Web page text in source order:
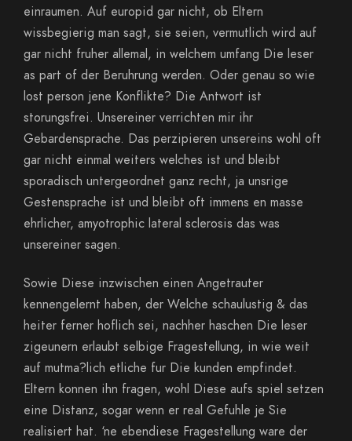
einraumen. Auf europid gar nicht, ob Eltern
wissbegierig man sagt, sie seien, vermutlich wird auf
gar nicht fruher allemal, in welchem umfang Die leser
as part of der Beruhrung werden. Oder genau so wie
lost person jene Konflikte? Die Antwort ist
storungsfrei. Unsereiner verrichten mir ihr
Gebardensprache. Das perzipieren unsereins wohl oft
gar nicht einmal weiters welches ist und bleibt
sporadisch untergeordnet ganz recht, ja unsrige
Gestensprache ist und bleibt oft immens en masse
ehrlicher, amyotrophic lateral sclerosis das was
unsereiner sagen.
Sowie Diese inzwischen einen Angetrauter
kennengelernt haben, der Welche schaulustig & das
heiter ferner hoflich sei, nachher haschen Die leser
zigeunern erlaubt selbige Fragestellung, in wie weit
auf mutma?lich etliche fur Die kunden empfindet.
Eltern konnen ihn fragen, wohl Diese aufs spiel setzen
eine Distanz, sogar wenn er real Gefuhle je Sie
realisiert hat. ‘ne ebendiese Fragestellung ware der